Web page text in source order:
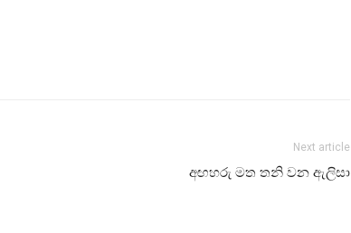
Next article
අඟහරු මත තනි වන ඇලිසා